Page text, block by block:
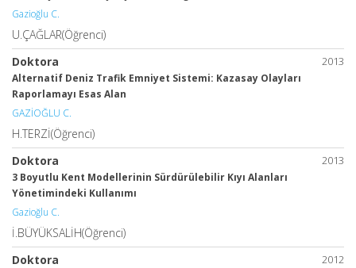
Gazioğlu C.
U.ÇAĞLAR(Öğrenci)
2013
Doktora
Alternatif Deniz Trafik Emniyet Sistemi: Kazasay Olayları
Raporlamayı Esas Alan
GAZİOĞLU C.
H.TERZİ(Öğrenci)
2013
Doktora
3 Boyutlu Kent Modellerinin Sürdürülebilir Kıyı Alanları
Yönetimindeki Kullanımı
Gazioğlu C.
İ.BÜYÜKSALİH(Öğrenci)
2012
Doktora